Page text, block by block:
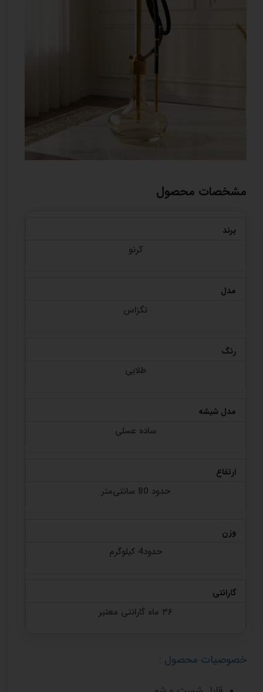
مشخصات محصول
برند
کرنو
مدل
تگزاس
رنگ
طلایی
مدل شیشه
ساده عسلی
ارتفاع
حدود 80 سانتی‌متر
وزن
حدود4 کیلوگرم
گارانتی
۳۶ ماه گارانتی معتبر
خصوصیات محصول :